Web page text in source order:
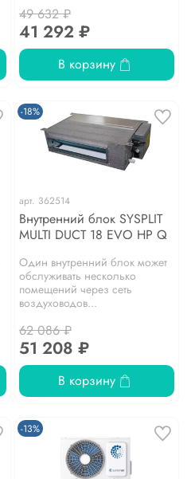
49 632 ₽
41 292 ₽
В корзину
-18%
арт. 362514
Внутренний блок SYSPLIT
MULTI DUCT 18 EVO HP Q
Один внутренний блок может
обслуживать несколько
помещений через сеть
воздуховодов...
62 086 ₽
51 208 ₽
В корзину
-13%